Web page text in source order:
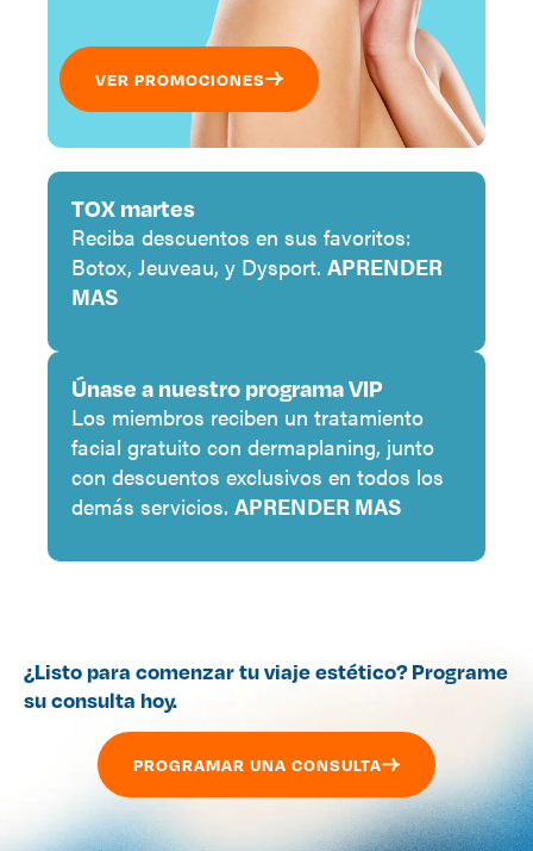
VER PROMOCIONES
TOX martes
Reciba descuentos en sus favoritos:
Botox, Jeuveau, y Dysport. APRENDER
MAS
Únase a nuestro programa VIP
Los miembros reciben un tratamiento
facial gratuito con dermaplaning, junto
con descuentos exclusivos en todos los
demás servicios. APRENDER MAS
¿Listo para comenzar tu viaje estético? Programe
su consulta hoy.
PROGRAMAR UNA CONSULTA